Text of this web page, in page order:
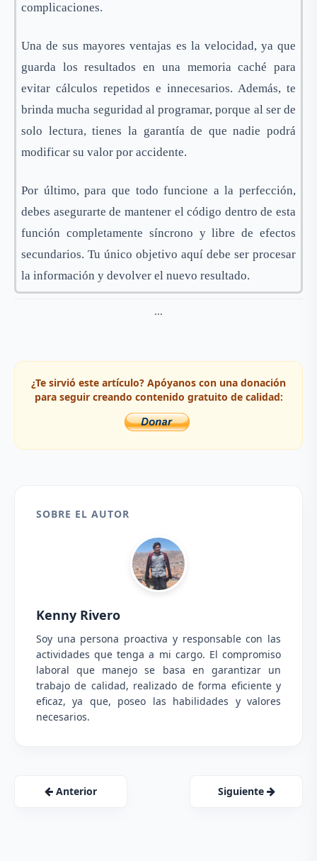
complicaciones.
Una de sus mayores ventajas es la velocidad, ya que
guarda los resultados en una memoria caché para
evitar cálculos repetidos e innecesarios. Además, te
brinda mucha seguridad al programar, porque al ser de
solo lectura, tienes la garantía de que nadie podrá
modificar su valor por accidente.
Por último, para que todo funcione a la perfección,
debes asegurarte de mantener el código dentro de esta
función completamente síncrono y libre de efectos
secundarios. Tu único objetivo aquí debe ser procesar
la información y devolver el nuevo resultado.
...
¿Te sirvió este artículo? Apóyanos con una donación
para seguir creando contenido gratuito de calidad:
SOBRE EL AUTOR
Kenny Rivero
Soy una persona proactiva y responsable con las
actividades que tenga a mi cargo. El compromiso
laboral que manejo se basa en garantizar un
trabajo de calidad, realizado de forma eficiente y
eficaz, ya que, poseo las habilidades y valores
necesarios.
Anterior Siguiente